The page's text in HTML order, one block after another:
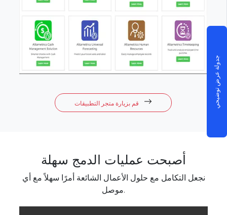
أصبحت عمليات الدمج سهلة
نجعل التكامل مع حلول الأعمال الشائعة أمرًا سهلاً مع أي
موصل.
جدولة عرض توضيحي